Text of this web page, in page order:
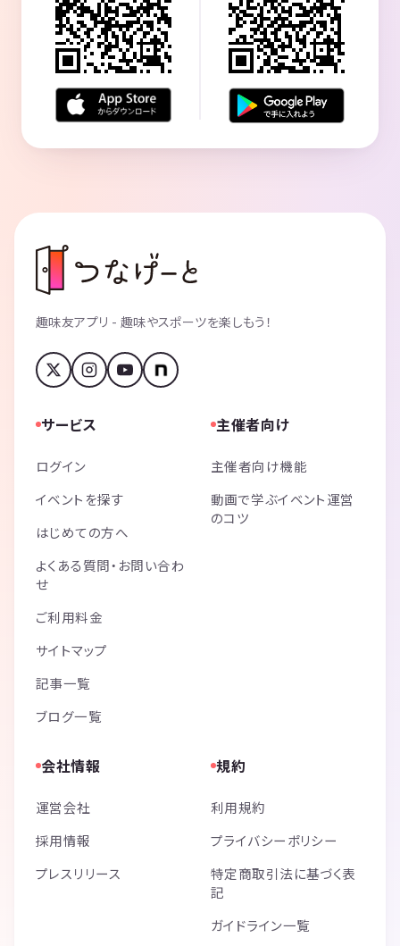
趣味友アプリ - 趣味やスポーツを楽しもう！
サービス
ログイン
イベントを探す
はじめての方へ
よくある質問・お問い合わ
せ
ご利用料金
サイトマップ
記事一覧
ブログ一覧
主催者向け
主催者向け機能
動画で学ぶイベント運営
のコツ
会社情報
運営会社
採用情報
プレスリリース
規約
利用規約
プライバシーポリシー
特定商取引法に基づく表
記
ガイドライン一覧